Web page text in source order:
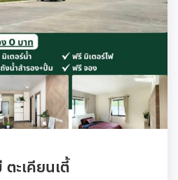
ตะเคียนเตี้